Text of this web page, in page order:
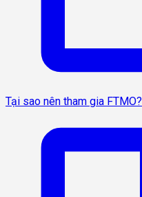
Tại sao nên tham gia FTMO?